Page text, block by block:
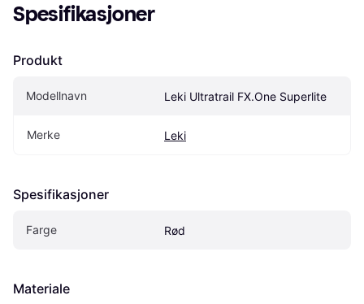
Spesifikasjoner
Produkt
Modellnavn Leki Ultratrail FX.One Superlite
Merke Leki
Spesifikasjoner
Farge Rød
Materiale